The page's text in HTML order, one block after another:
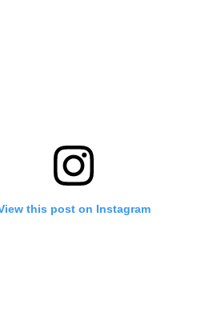
this post on Instagram